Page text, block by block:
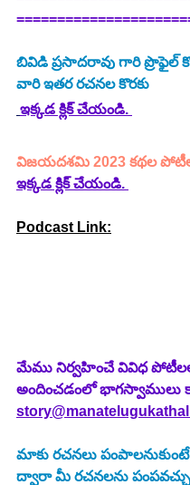
బివిడి ప్రసాదరావు గారి ప్రొఫైల్
వారి ఇతర రచనల కొరకు
ఇక్కడ క్లిక్ చేయండి.
విజయదశమి 2023 కథల
ఇక్కడ క్లిక్ చేయండి.
Podcast Link:
మేము నిర్వహించే వివిధ
అందించడంలో భాగస్వాములు
మాకు రచనలు
ద్వారా మీ రచనలను